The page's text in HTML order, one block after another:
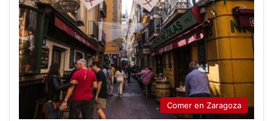
Comer en Zaragoza